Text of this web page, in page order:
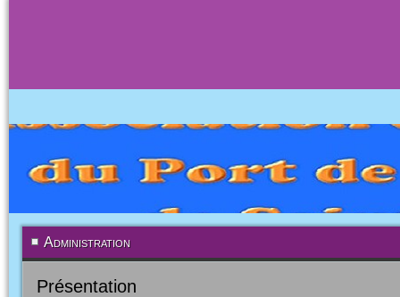
Administration
Présentation